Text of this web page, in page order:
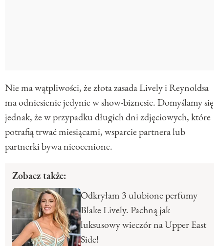
Nie ma wątpliwości, że złota zasada Lively i Reynoldsa
ma odniesienie jedynie w show-biznesie. Domyślamy się
jednak, że w przypadku długich dni zdjęciowych, które
potrafią trwać miesiącami, wsparcie partnera lub
partnerki bywa nieocenione.
Zobacz także:
Odkryłam 3 ulubione perfumy
Blake Lively. Pachną jak
luksusowy wieczór na Upper East
Side!